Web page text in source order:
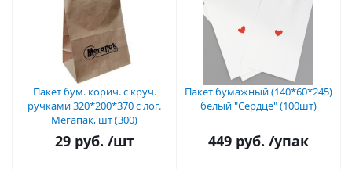
Пакет бум. корич. с круч.
ручками 320*200*370 с лог.
Мегапак, шт (300)
29руб. /шт
Пакет бумажный (140*60*245)
белый "Сердце" (100шт)
449 руб. /упак